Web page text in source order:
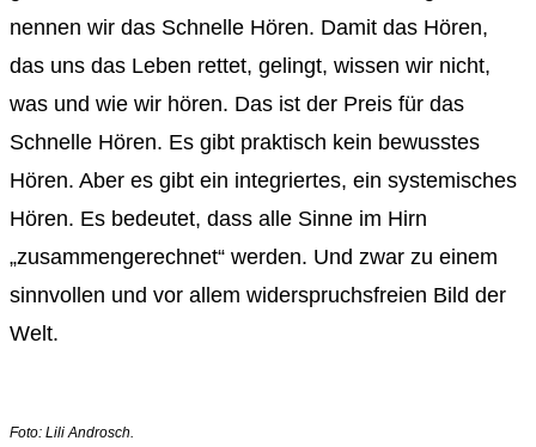
nennen wir das Schnelle Hören. Damit das Hören,
das uns das Leben rettet, gelingt, wissen wir nicht,
was und wie wir hören. Das ist der Preis für das
Schnelle Hören. Es gibt praktisch kein bewusstes
Hören. Aber es gibt ein integriertes, ein systemisches
Hören. Es bedeutet, dass alle Sinne im Hirn
„zusammengerechnet“ werden. Und zwar zu einem
sinnvollen und vor allem widerspruchsfreien Bild der
Welt.
Foto: Lili Androsch.